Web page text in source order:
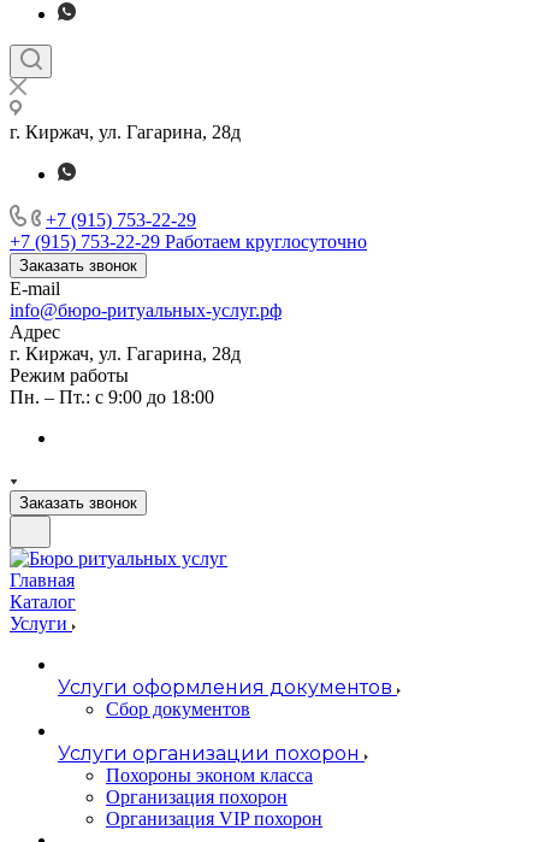
г. Киржач, ул. Гагарина, 28д
+7 (915) 753-22-29
+7 (915) 753-22-29 Работаем круглосуточно
Заказать звонок
E-mail
info@бюро-ритуальных-услуг.рф
Адрес
г. Киржач, ул. Гагарина, 28д
Режим работы
Пн. – Пт.: с 9:00 до 18:00
Заказать звонок
Главная
Каталог
Услуги
Услуги оформления документов
Сбор документов
Услуги организации похорон
Похороны эконом класса
Организация похорон
Организация VIP похорон